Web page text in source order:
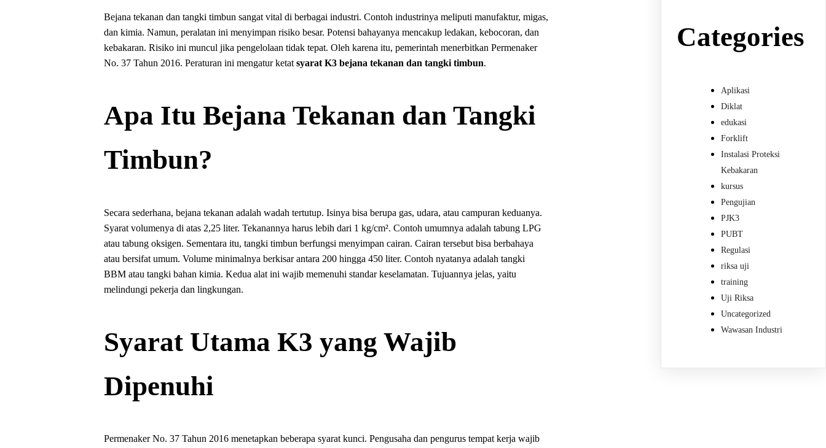
Bejana tekanan dan tangki timbun sangat vital di berbagai industri. Contoh industrinya meliputi manufaktur, migas,
dan kimia. Namun, peralatan ini menyimpan risiko besar. Potensi bahayanya mencakup ledakan, kebocoran, dan
kebakaran. Risiko ini muncul jika pengelolaan tidak tepat. Oleh karena itu, pemerintah menerbitkan Permenaker
No. 37 Tahun 2016. Peraturan ini mengatur ketatsyarat K3 bejana tekanan dan tangki timbun.
Apa Itu Bejana Tekanan dan Tangki
Timbun?
Secara sederhana, bejana tekanan adalah wadah tertutup. Isinya bisa berupa gas, udara, atau campuran keduanya.
Syarat volumenya di atas 2,25 liter. Tekanannya harus lebih dari 1 kg/cm². Contoh umumnya adalah tabung LPG
atau tabung oksigen. Sementara itu, tangki timbun berfungsi menyimpan cairan. Cairan tersebut bisa berbahaya
atau bersifat umum. Volume minimalnya berkisar antara 200 hingga 450 liter. Contoh nyatanya adalah tangki
BBM atau tangki bahan kimia. Kedua alat ini wajib memenuhi standar keselamatan. Tujuannya jelas, yaitu
melindungi pekerja dan lingkungan.
Syarat Utama K3 yang Wajib
Dipenuhi
Permenaker No. 37 Tahun 2016 menetapkan beberapa syarat kunci. Pengusaha dan pengurus tempat kerja wajib
Categories
Aplikasi
Diklat
edukasi
Forklift
Instalasi Proteksi
Kebakaran
kursus
Pengujian
PJK3
PUBT
Regulasi
riksa uji
training
Uji Riksa
Uncategorized
Wawasan Industri